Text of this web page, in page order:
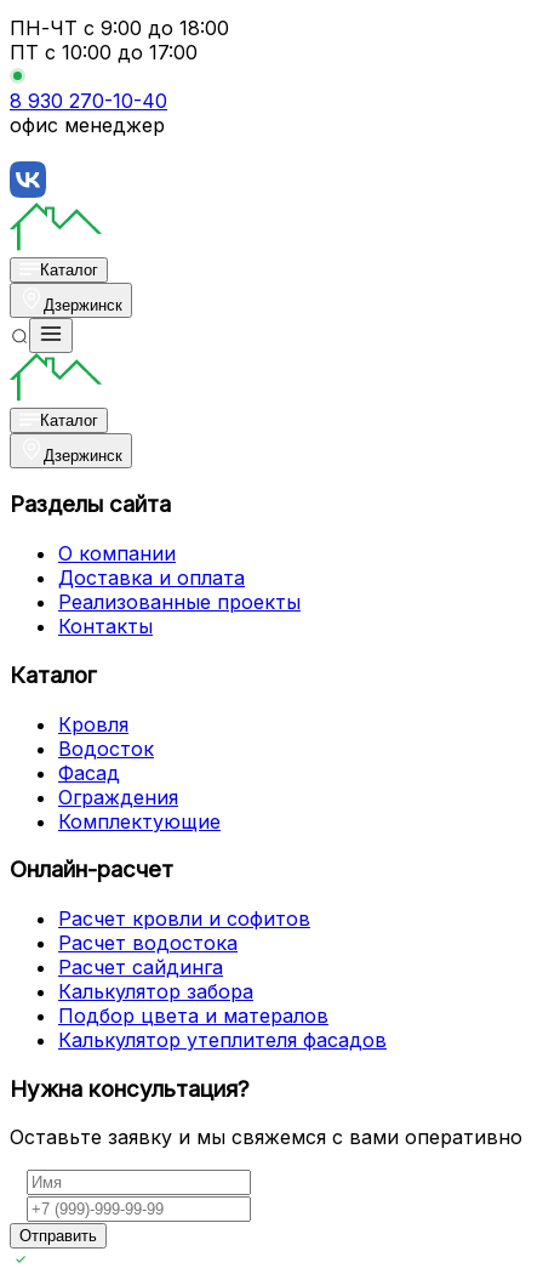
ПН-ЧТ с 9:00 до 18:00
ПТ с 10:00 до 17:00
8 930 270-10-40
офис менеджер
Каталог
Дзержинск
Каталог
Дзержинск
Разделы сайта
О компании
Доставка и оплата
Реализованные проекты
Контакты
Каталог
Кровля
Водосток
Фасад
Ограждения
Комплектующие
Онлайн-расчет
Расчет кровли и софитов
Расчет водостока
Расчет сайдинга
Калькулятор забора
Подбор цвета и матералов
Калькулятор утеплителя фасадов
Нужна консультация?
Оставьте заявку и мы свяжемся с вами оперативно
Отправить